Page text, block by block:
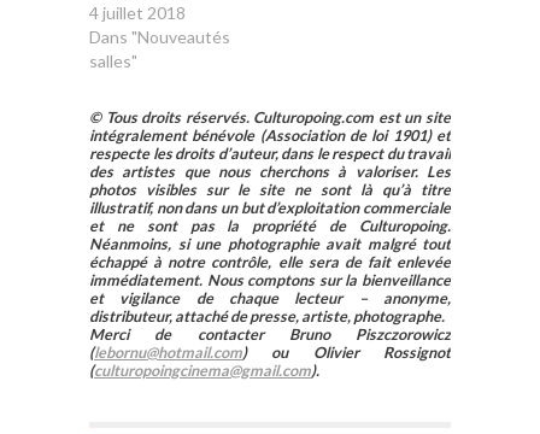
4 juillet 2018
Dans "Nouveautés
salles"
© Tous droits réservés. Culturopoing.com est un site
intégralement bénévole (Association de loi 1901) et
respecte les droits d’auteur, dans le respect du travail
des artistes que nous cherchons à valoriser. Les
photos visibles sur le site ne sont là qu’à titre
illustratif, non dans un but d’exploitation commerciale
et ne sont pas la propriété de Culturopoing.
Néanmoins, si une photographie avait malgré tout
échappé à notre contrôle, elle sera de fait enlevée
immédiatement. Nous comptons sur la bienveillance
et vigilance de chaque lecteur – anonyme,
distributeur, attaché de presse, artiste, photographe.
Merci de contacter Bruno Piszczorowicz
(lebornu@hotmail.com) ou Olivier Rossignot
(culturopoingcinema@gmail.com).